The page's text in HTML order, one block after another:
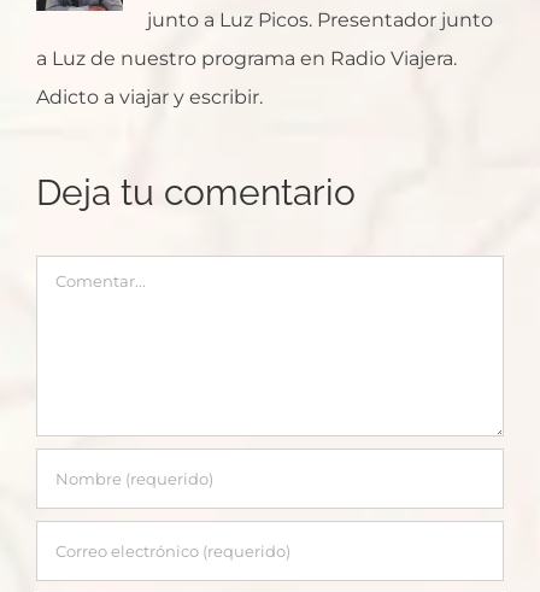
junto a Luz Picos. Presentador junto
a Luz de nuestro programa en Radio Viajera.
Adicto a viajar y escribir.
Deja tu comentario
Comentar